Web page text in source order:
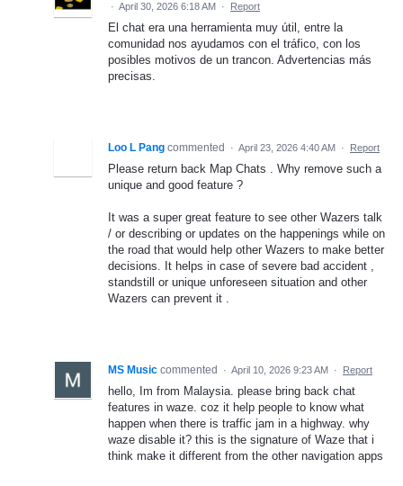
· April 30, 2026 6:18 AM · Report
El chat era una herramienta muy útil, entre la
comunidad nos ayudamos con el tráfico, con los
posibles motivos de un trancon. Advertencias más
precisas.
Loo L Pang commented · April 23, 2026 4:40 AM · Report
Please return back Map Chats . Why remove such a
unique and good feature ?
It was a super great feature to see other Wazers talk
/ or describing or updates on the happenings while on
the road that would help other Wazers to make better
decisions. It helps in case of severe bad accident ,
standstill or unique unforeseen situation and other
Wazers can prevent it .
MS Music commented · April 10, 2026 9:23 AM · Report
hello, Im from Malaysia. please bring back chat
features in waze. coz it help people to know what
happen when there is traffic jam in a highway. why
waze disable it? this is the signature of Waze that i
think make it different from the other navigation apps